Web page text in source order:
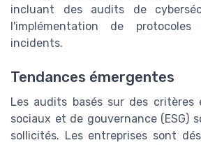
incluant des audits de
l'implémentation de
incidents.
Tendances émergentes
Les audits basés sur des critères
sociaux et de gouvernance (ESG)
sollicités. Les entreprises sont